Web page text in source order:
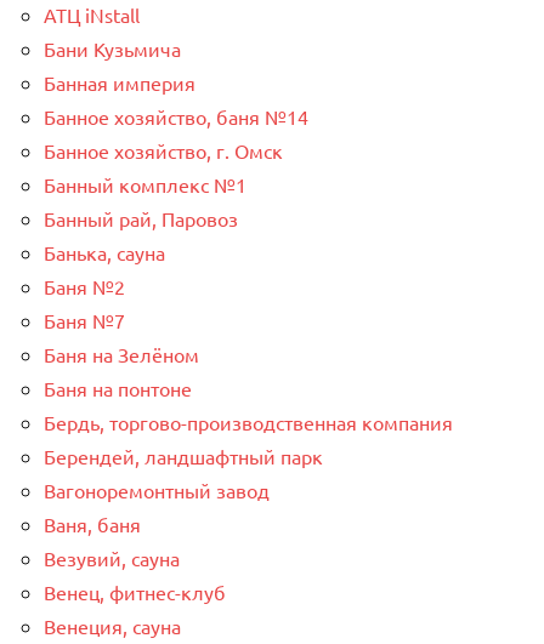
АТЦ iNstall
Бани Кузьмича
Банная империя
Банное хозяйство, баня №14
Банное хозяйство, г. Омск
Банный комплекс №1
Банный рай, Паровоз
Банька, сауна
Баня №2
Баня №7
Баня на Зелёном
Баня на понтоне
Бердь, торгово-производственная компания
Берендей, ландшафтный парк
Вагоноремонтный завод
Ваня, баня
Везувий, сауна
Венец, фитнес-клуб
Венеция, сауна